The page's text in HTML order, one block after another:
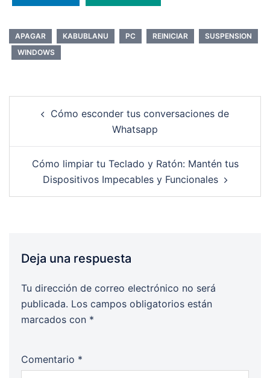
APAGAR KABUBLANU PC REINICIAR
SUSPENSION
WINDOWS
navigationCómo esconder tus conversaciones de
Whatsapp
Cómo limpiar tu Teclado y Ratón: Mantén tus
Dispositivos Impecables y Funcionales
Deja una respuesta
Tu dirección de correo electrónico no será
publicada. Los campos obligatorios están
marcados con *
Comentario *